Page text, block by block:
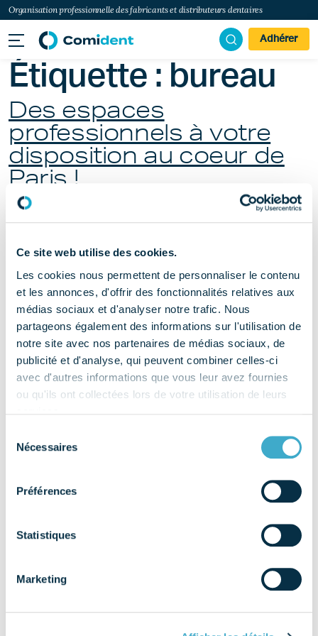
Ce site web utilise des cookies.
Les cookies nous permettent de personnaliser le contenu
et les annonces, d'offrir des fonctionnalités relatives aux
médias sociaux et d'analyser notre trafic. Nous
partageons également des informations sur l'utilisation de
notre site avec nos partenaires de médias sociaux, de
publicité et d'analyse, qui peuvent combiner celles-ci
avec d'autres informations que vous leur avez fournies
ou qu'ils ont collectées lors de votre utilisation de leurs
Nécessaires
Préférences
Statistiques
Marketing
Organisation professionnelle des fabricants et distributeurs dentaires
Adhérer
Étiquette : bureau
Des espaces
professionnels à votre
disposition au coeur de
Paris !
Publié le (septembre 25, 2025)par
Emilie Labro
Ce que nous proposons : Les tarifs : Réservation : Les
espaces sont accessibles sur réservation, sous réserve de
disponibilité. Pour en savoir plus ou pour réserver une